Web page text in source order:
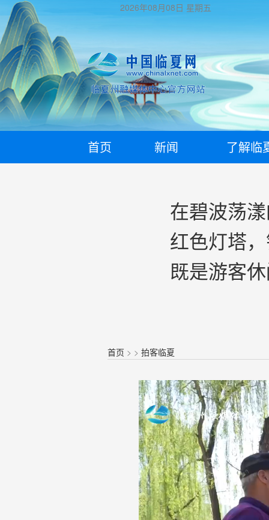
2026年08月08日 星期五
首页 新闻 了解临
在碧波荡
红色灯塔
既是游客
首页 > >拍客临夏